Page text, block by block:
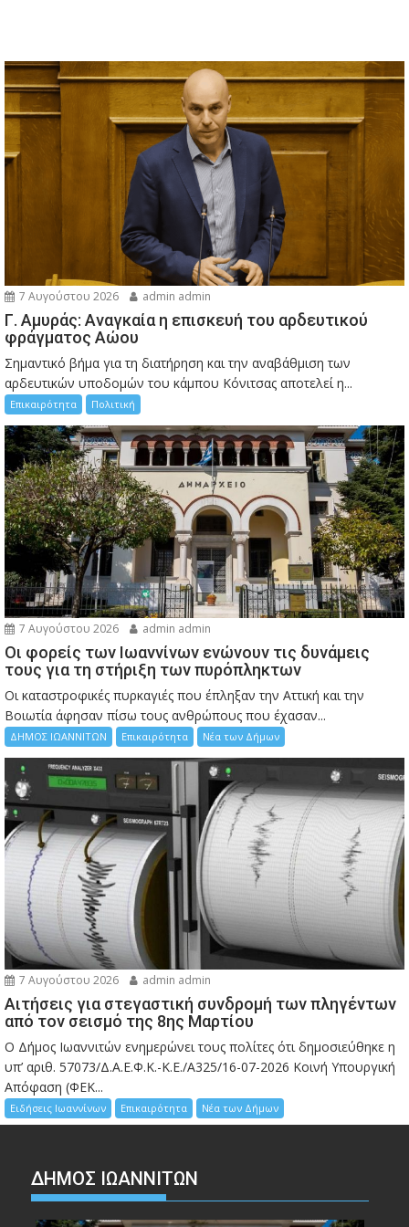
7 Αυγούστου 2026 admin admin
Γ. Αμυράς: Αναγκαία η επισκευή του αρδευτικού
φράγματος Αώου
Σημαντικό βήμα για τη διατήρηση και την αναβάθμιση των
αρδευτικών υποδομών του κάμπου Κόνιτσας αποτελεί η...
Επικαιρότητα Πολιτική
7 Αυγούστου 2026 admin admin
Οι φορείς των Ιωαννίνων ενώνουν τις δυνάμεις
τους για τη στήριξη των πυρόπληκτων
Οι καταστροφικές πυρκαγιές που έπληξαν την Αττική και την
Bοιωτία άφησαν πίσω τους ανθρώπους που έχασαν...
ΔΗΜΟΣ ΙΩΑΝΝΙΤΩΝ Επικαιρότητα Νέα των Δήμων
7 Αυγούστου 2026 admin admin
Αιτήσεις για στεγαστική συνδρομή των πληγέντων
από τον σεισμό της 8ης Μαρτίου
Ο Δήμος Ιωαννιτών ενημερώνει τους πολίτες ότι δημοσιεύθηκε η
υπ’ αριθ. 57073/Δ.Α.Ε.Φ.Κ.-Κ.Ε./Α325/16-07-2026 Κοινή Υπουργική
Απόφαση (ΦΕΚ...
Ειδήσεις Ιωαννίνων Επικαιρότητα Νέα των Δήμων
ΔΗΜΟΣ ΙΩΑΝΝΙΤΩΝ